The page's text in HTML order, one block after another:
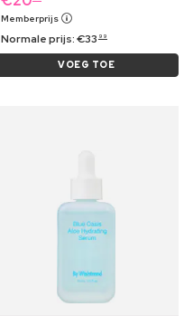
Memberprijs
Normale prijs:€33 99
VOEG TOE